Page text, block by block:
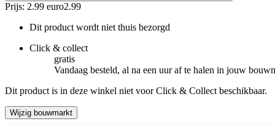
Prijs: 2.99 euro2.99
Dit product wordt niet thuis bezorgd
Click & collect
gratis
Vandaag besteld, al na een uur af te halen in jouw
Dit product is in deze winkel niet voor Click & Collect beschikbaar.
Wijzig bouwmarkt